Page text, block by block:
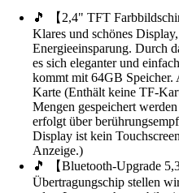
🎵 【2,4" TFT
Klares und schönes
Energieeinsparung. Durch
es sich eleganter und
kommt mit 64GB Speicher.
Karte (Enthält keine TF-
Mengen gespeichert
erfolgt über
Display ist kein
Anzeige.)
🎵 【Bluetooth-Upgrade
Übertragungschip stellen